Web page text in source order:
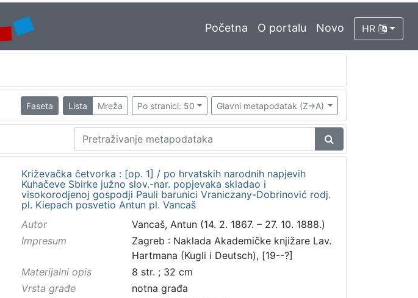
Početna O portalu Novo HR
Faseta Lista Mreža Po stranici: 50 Glavni metapodatak (Z->A)
Križevačka četvorka : [op. 1] / po hrvatskih narodnih napjevih
Kuhačeve Sbirke južno slov.-nar. popjevaka skladao i
visokorodjenoj gospodji Pauli barunici Vraniczany-Dobrinović rodj.
pl. Kiepach posvetio Antun pl. Vancaš
Autor
Vancaš, Antun (14. 2. 1867. – 27. 10. 1888.)
Impresum
Zagreb : Naklada Akademičke knjižare Lav.
Hartmana (Kugli i Deutsch), [19--?]
Materijalni opis
8 str. ; 32 cm
Vrsta građe
notna građa